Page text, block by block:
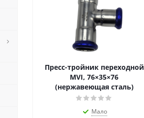
Пресс-тройник переходной
MVI, 76×35×76
(нержавеющая сталь)
Мало